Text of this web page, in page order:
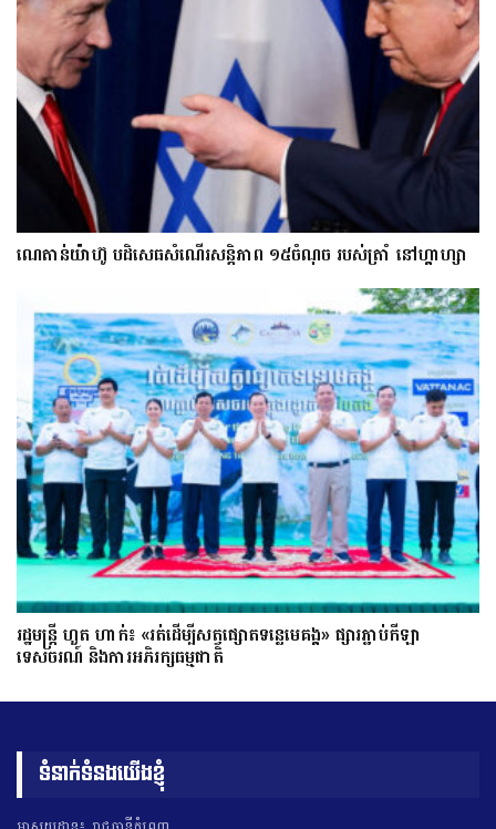
ណេតាន់យ៉ាហ៊ូ បដិសេធសំណើរសន្តិភាព ១៥ចំណុច របស់ត្រាំ នៅហ្គាហ្សា
រដ្ឋមន្ត្រី ហួត ហាក់៖ «រត់ដើម្បីសត្វផ្សោតទន្លេមេគង្គ» ផ្សារភ្ជាប់កីឡា
ទេសចរណ៍ និងការអភិរក្សធម្មជាតិ
ទំនាក់ទំនងយើងខ្ញុំ